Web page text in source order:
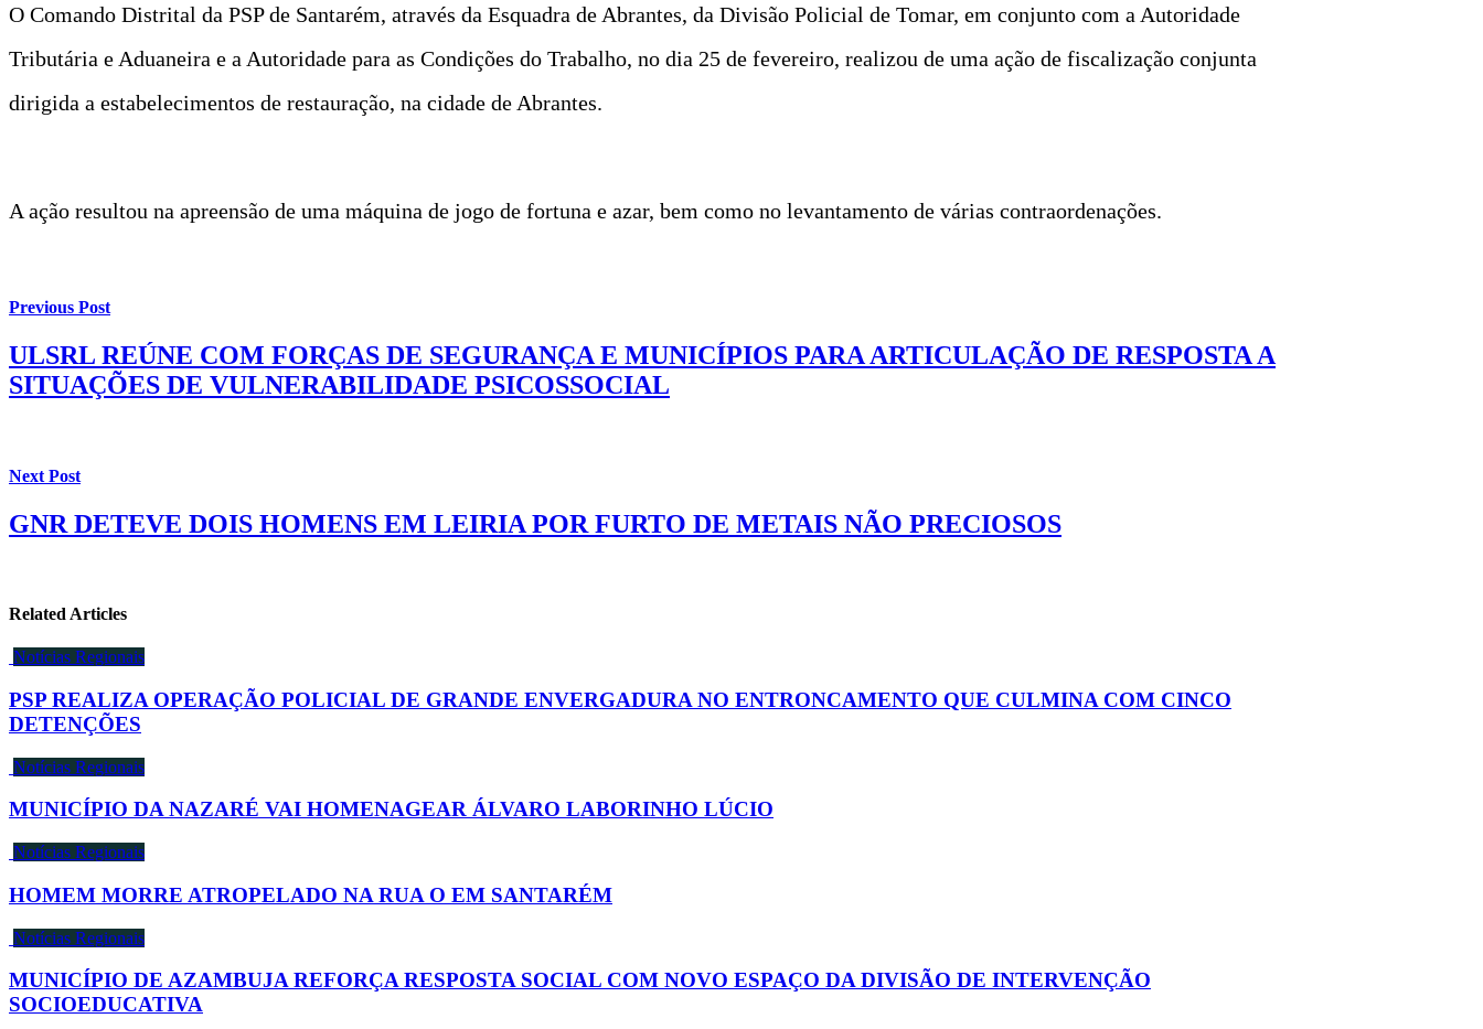
O Comando Distrital da PSP de Santarém, através da Esquadra de Abrantes, da Divisão Policial de Tomar, em conjunto com a Autoridade
Tributária e Aduaneira e a Autoridade para as Condições do Trabalho, no dia 25 de fevereiro, realizou de uma ação de fiscalização conjunta
dirigida a estabelecimentos de restauração, na cidade de Abrantes.
A ação resultou na apreensão de uma máquina de jogo de fortuna e azar, bem como no levantamento de várias contraordenações.
Previous Post
ULSRL REÚNE COM FORÇAS DE SEGURANÇA E MUNICÍPIOS PARA ARTICULAÇÃO DE RESPOSTA A
SITUAÇÕES DE VULNERABILIDADE PSICOSSOCIAL
Next Post
GNR DETEVE DOIS HOMENS EM LEIRIA POR FURTO DE METAIS NÃO PRECIOSOS
Related Articles
Notícias Regionais
PSP REALIZA OPERAÇÃO POLICIAL DE GRANDE ENVERGADURA NO ENTRONCAMENTO QUE CULMINA COM CINCO
DETENÇÕES
Notícias Regionais
MUNICÍPIO DA NAZARÉ VAI HOMENAGEAR ÁLVARO LABORINHO LÚCIO
Notícias Regionais
HOMEM MORRE ATROPELADO NA RUA O EM SANTARÉM
Notícias Regionais
MUNICÍPIO DE AZAMBUJA REFORÇA RESPOSTA SOCIAL COM NOVO ESPAÇO DA DIVISÃO DE INTERVENÇÃO
SOCIOEDUCATIVA